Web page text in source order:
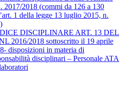
2017/2018 (commi da 126 a 130
1 della legge 13 luglio 2015, n.
DISCIPLINARE ART. 13 DEL
2016/2018 sottoscritto il 19 aprile
disposizioni in materia di
disciplinari – Personale ATA